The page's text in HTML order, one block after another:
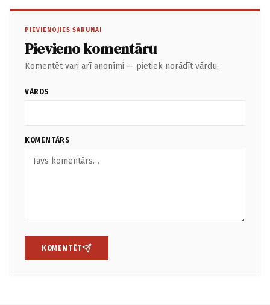
PIEVIENOJIES SARUNAI
Pievieno komentāru
Komentēt vari arī anonīmi — pietiek norādīt vārdu.
VĀRDS
KOMENTĀRS
KOMENTĒT